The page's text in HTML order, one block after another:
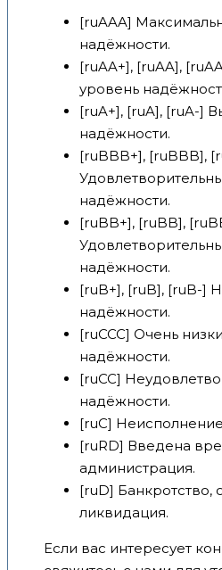
[ruAAA]
надёжности.
[ruAA+], [ruAA],
уровень
[ruA+], [ruA], [ruA-]
надёжности.
[ruBBB+], [ruBBB],
надёжности.
[ruBB+], [ruBB],
надёжности.
[ruB+], [ruB], [ruB-]
надёжности.
[ruCCC] Очень
надёжности.
[ruCC]
надёжности.
[ruC] Неисполнение
[ruRD] Введена
администрация.
[ruD] Банкротство,
ликвидация.
Если вас интересует